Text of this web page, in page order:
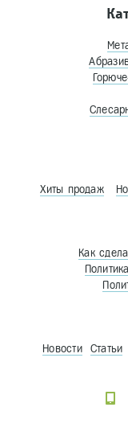
Хиты продаж
Как
Новости Статьи